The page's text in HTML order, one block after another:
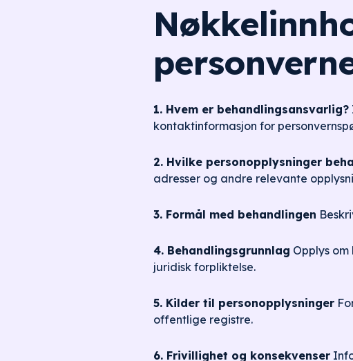
1. Hvem er behandlingsansvarlig?
kontaktinformasjon for
2. Hvilke personopplysninger
adresser og andre relevante
3. Formål med behandlingen
4. Behandlingsgrunnlag Opplys
juridisk forpliktelse.
5. Kilder til personopplysninger
offentlige registre.
6. Frivillighet og konsekvenser